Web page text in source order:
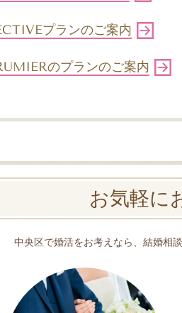
プランのご案内
のプランのご案内
お気軽に
中央区で婚活をお考えなら、結婚相